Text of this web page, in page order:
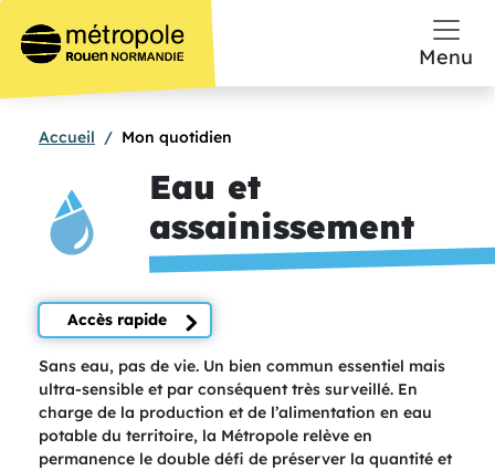
Menu
Accueil Mon quotidien
Eau et
assainissement
Accès rapide
Texte de présentation
Sans eau, pas de vie. Un bien commun essentiel mais
ultra-sensible et par conséquent très surveillé. En
charge de la production et de l’alimentation en eau
potable du territoire, la Métropole relève en
permanence le double défi de préserver la quantité et